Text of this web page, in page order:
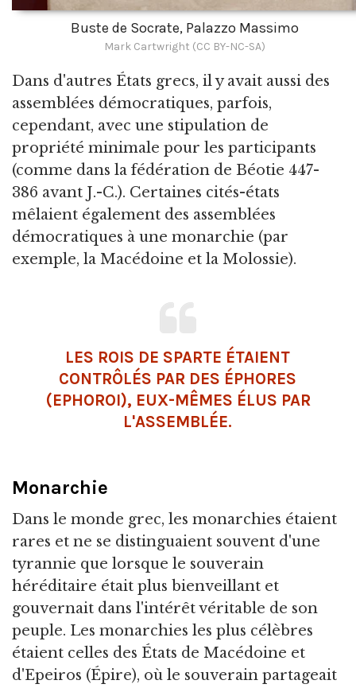
Buste de Socrate, Palazzo Massimo
Mark Cartwright (CC BY-NC-SA)
Dans d'autres États grecs, il y avait aussi des
assemblées démocratiques, parfois,
cependant, avec une stipulation de
propriété minimale pour les participants
(comme dans la fédération de Béotie 447-
386 avant J.-C.). Certaines cités-états
mêlaient également des assemblées
démocratiques à une monarchie (par
exemple, la Macédoine et la Molossie).
LES ROIS DE SPARTE ÉTAIENT
CONTRÔLÉS PAR DES ÉPHORES
(EPHOROI), EUX-MÊMES ÉLUS PAR
L'ASSEMBLÉE.
Monarchie
Dans le monde grec, les monarchies étaient
rares et ne se distinguaient souvent d'une
tyrannie que lorsque le souverain
héréditaire était plus bienveillant et
gouvernait dans l'intérêt véritable de son
peuple. Les monarchies les plus célèbres
étaient celles des États de Macédoine et
d'Epeiros (Épire), où le souverain partageait